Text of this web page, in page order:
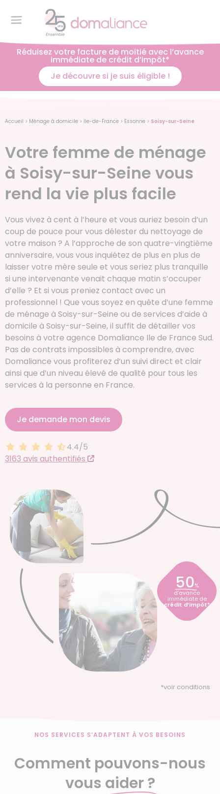
Réduisez votre facture de moitié avec l’avance
immédiate de crédit d’impôt*
Je découvre si je suis éligible !
Accueil > Ménage à domicile > Ile-de-France > Essonne > Soisy-sur-Seine
Votre femme de ménage
à Soisy-sur-Seine vous
rend la vie plus facile
Vous vivez à cent à l’heure et vous auriez besoin d’un
coup de pouce pour vous délester du nettoyage de
votre maison ? A l’approche de son quatre-vingtième
anniversaire, vous vous inquiétez de plus en plus de
laisser votre mère seule et vous seriez plus tranquille
si une intervenante venait chaque matin s’occuper
d’elle ? Et si vous preniez contact avec un
professionnel ! Que vous soyez en quête d’une femme
de ménage à Soisy-sur-Seine ou de services d’aide à
domicile à Soisy-sur-Seine, il suffit de détailler vos
besoins à votre agence Domaliance Ile de France Sud.
Pas de contrats impossibles à comprendre, avec
Domaliance vous profiterez d’un suivi direct et clair
ainsi que d’un niveau élevé de qualité pour tous les
services à la personne en France.
Je demande mon devis
4.4 sur 5
4.4/5
3163 avis authentifiés
50%
d’avance
immédiate de
crédit d’impôt*
*voir conditions
NOS SERVICES S’ADAPTENT À VOS BESOINS
Comment pouvons-nous
vous aider ?